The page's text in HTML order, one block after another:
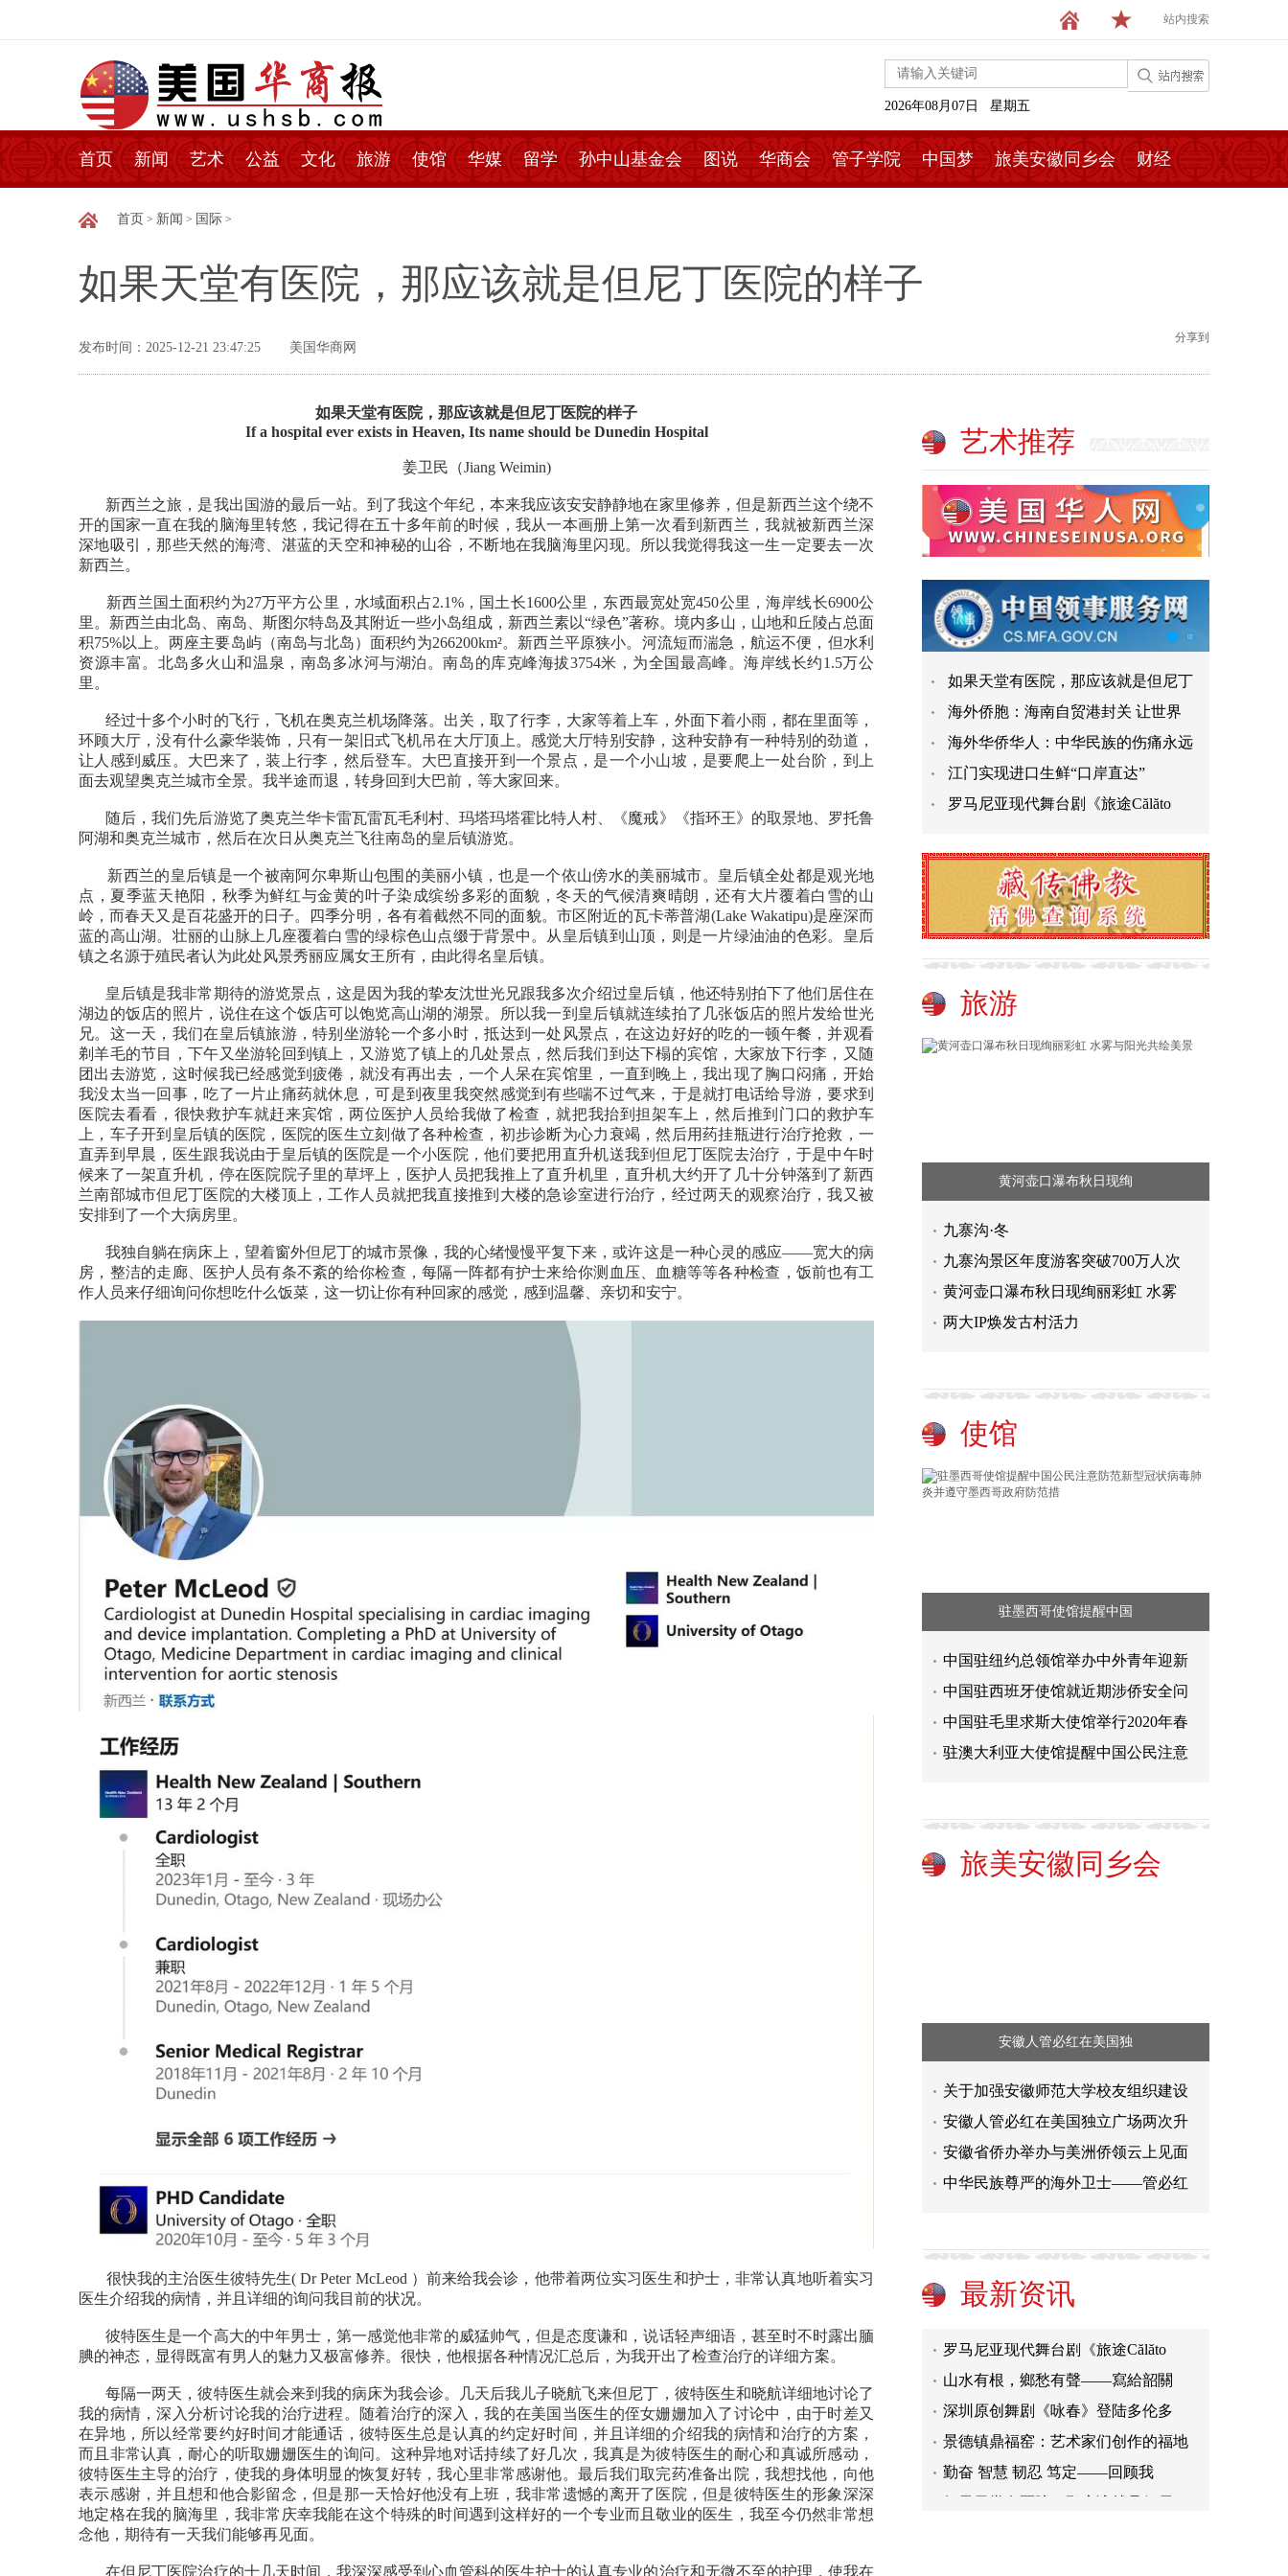
站内搜索
2026年08月07日 星期五
首页 新闻 艺术 公益 文化 旅游 使馆 华媒 留学 孙中山基金会 图说 华商会 管子学院 中国梦 旅美安徽同乡会 财经
首页 > 新闻 > 国际 >
如果天堂有医院，那应该就是但尼丁医院的样子
发布时间：2025-12-21 23:47:25 美国华商网
分享到
如果天堂有医院，那应该就是但尼丁医院的样子
If a hospital ever exists in Heaven, Its name should be Dunedin Hospital
姜卫民（Jiang Weimin)
新西兰之旅，是我出国游的最后一站。到了我这个年纪，本来我应该安安静静地在家里修养，但是新西兰这个绕不
开的国家一直在我的脑海里转悠，我记得在五十多年前的时候，我从一本画册上第一次看到新西兰，我就被新西兰深
深地吸引，那些天然的海湾、湛蓝的天空和神秘的山谷，不断地在我脑海里闪现。所以我觉得我这一生一定要去一次
新西兰。
新西兰国土面积约为27万平方公里，水域面积占2.1%，国土长1600公里，东西最宽处宽450公里，海岸线长6900公
里。新西兰由北岛、南岛、斯图尔特岛及其附近一些小岛组成，新西兰素以“绿色”著称。境内多山，山地和丘陵占总面
积75%以上。两座主要岛屿（南岛与北岛）面积约为266200km²。新西兰平原狭小。河流短而湍急，航运不便，但水利
资源丰富。北岛多火山和温泉，南岛多冰河与湖泊。南岛的库克峰海拔3754米，为全国最高峰。海岸线长约1.5万公
里。
经过十多个小时的飞行，飞机在奥克兰机场降落。出关，取了行李，大家等着上车，外面下着小雨，都在里面等，
环顾大厅，没有什么豪华装饰，只有一架旧式飞机吊在大厅顶上。感觉大厅特别安静，这种安静有一种特别的劲道，
让人感到威压。大巴来了，装上行李，然后登车。大巴直接开到一个景点，是一个小山坡，是要爬上一处台阶，到上
面去观望奥克兰城市全景。我半途而退，转身回到大巴前，等大家回来。
随后，我们先后游览了奥克兰华卡雷瓦雷瓦毛利村、玛塔玛塔霍比特人村、《魔戒》《指环王》的取景地、罗托鲁
阿湖和奥克兰城市，然后在次日从奥克兰飞往南岛的皇后镇游览。
新西兰的皇后镇是一个被南阿尔卑斯山包围的美丽小镇，也是一个依山傍水的美丽城市。皇后镇全处都是观光地
点，夏季蓝天艳阳，秋季为鲜红与金黄的叶子染成缤纷多彩的面貌，冬天的气候清爽晴朗，还有大片覆着白雪的山
岭，而春天又是百花盛开的日子。四季分明，各有着截然不同的面貌。市区附近的瓦卡蒂普湖(Lake Wakatipu)是座深而
蓝的高山湖。壮丽的山脉上几座覆着白雪的绿棕色山点缀于背景中。从皇后镇到山顶，则是一片绿油油的色彩。皇后
镇之名源于殖民者认为此处风景秀丽应属女王所有，由此得名皇后镇。
皇后镇是我非常期待的游览景点，这是因为我的挚友沈世光兄跟我多次介绍过皇后镇，他还特别拍下了他们居住在
湖边的饭店的照片，说住在这个饭店可以饱览高山湖的湖景。所以我一到皇后镇就连续拍了几张饭店的照片发给世光
兄。这一天，我们在皇后镇旅游，特别坐游轮一个多小时，抵达到一处风景点，在这边好好的吃的一顿午餐，并观看
剃羊毛的节目，下午又坐游轮回到镇上，又游览了镇上的几处景点，然后我们到达下榻的宾馆，大家放下行李，又随
团出去游览，这时候我已经感觉到疲倦，就没有再出去，一个人呆在宾馆里，一直到晚上，我出现了胸口闷痛，开始
我没太当一回事，吃了一片止痛药就休息，可是到夜里我突然感觉到有些喘不过气来，于是就打电话给导游，要求到
医院去看看，很快救护车就赶来宾馆，两位医护人员给我做了检查，就把我抬到担架车上，然后推到门口的救护车
上，车子开到皇后镇的医院，医院的医生立刻做了各种检查，初步诊断为心力衰竭，然后用药挂瓶进行治疗抢救，一
直弄到早晨，医生跟我说由于皇后镇的医院是一个小医院，他们要把用直升机送我到但尼丁医院去治疗，于是中午时
候来了一架直升机，停在医院院子里的草坪上，医护人员把我推上了直升机里，直升机大约开了几十分钟落到了新西
兰南部城市但尼丁医院的大楼顶上，工作人员就把我直接推到大楼的急诊室进行治疗，经过两天的观察治疗，我又被
安排到了一个大病房里。
我独自躺在病床上，望着窗外但尼丁的城市景像，我的心绪慢慢平复下来，或许这是一种心灵的感应——宽大的病
房，整洁的走廊、医护人员有条不紊的给你检查，每隔一阵都有护士来给你测血压、血糖等等各种检查，饭前也有工
作人员来仔细询问你想吃什么饭菜，这一切让你有种回家的感觉，感到温馨、亲切和安宁。
很快我的主治医生彼特先生( Dr Peter McLeod ）前来给我会诊，他带着两位实习医生和护士，非常认真地听着实习
医生介绍我的病情，并且详细的询问我目前的状况。
彼特医生是一个高大的中年男士，第一感觉他非常的威猛帅气，但是态度谦和，说话轻声细语，甚至时不时露出腼
腆的神态，显得既富有男人的魅力又极富修养。很快，他根据各种情况汇总后，为我开出了检查治疗的详细方案。
每隔一两天，彼特医生就会来到我的病床为我会诊。几天后我儿子晓航飞来但尼丁，彼特医生和晓航详细地讨论了
我的病情，深入分析讨论我的治疗进程。随着治疗的深入，我的在美国当医生的侄女姗姗加入了讨论中，由于时差又
在异地，所以经常要约好时间才能通话，彼特医生总是认真的约定好时间，并且详细的介绍我的病情和治疗的方案，
而且非常认真，耐心的听取姗姗医生的询问。这种异地对话持续了好几次，我真是为彼特医生的耐心和真诚所感动，
彼特医生主导的治疗，使我的身体明显的恢复好转，我心里非常感谢他。最后我们取完药准备出院，我想找他，向他
表示感谢，并且想和他合影留念，但是那一天恰好他没有上班，我非常遗憾的离开了医院，但是彼特医生的形象深深
地定格在我的脑海里，我非常庆幸我能在这个特殊的时间遇到这样好的一个专业而且敬业的医生，我至今仍然非常想
念他，期待有一天我们能够再见面。
在但尼丁医院治疗的十几天时间，我深深感受到心血管科的医生护士的认真专业的治疗和无微不至的护理，使我在
艺术推荐
如果天堂有医院，那应该就是但尼丁
海外侨胞：海南自贸港封关 让世界
海外华侨华人：中华民族的伤痛永远
江门实现进口生鲜“口岸直达”
罗马尼亚现代舞台剧《旅途Călăto
旅游
黄河壶口瀑布秋日现绚
九寨沟·冬
九寨沟景区年度游客突破700万人次
黄河壶口瀑布秋日现绚丽彩虹 水雾
两大IP焕发古村活力
使馆
驻墨西哥使馆提醒中国
中国驻纽约总领馆举办中外青年迎新
中国驻西班牙使馆就近期涉侨安全问
中国驻毛里求斯大使馆举行2020年春
驻澳大利亚大使馆提醒中国公民注意
旅美安徽同乡会
安徽人管必红在美国独
关于加强安徽师范大学校友组织建设
安徽人管必红在美国独立广场两次升
安徽省侨办举办与美洲侨领云上见面
中华民族尊严的海外卫士——管必红
最新资讯
如果天堂有医院，那应该就是但尼丁
江门实现进口生鲜“口岸直达”
山水有根，鄉愁有聲——寫給韶關
深圳原创舞剧《咏春》登陆多伦多
景德镇鼎福窑：艺术家们创作的福地
勤奋 智慧 韧忍 笃定——回顾我
如果天堂有医院，那应该就是但尼丁